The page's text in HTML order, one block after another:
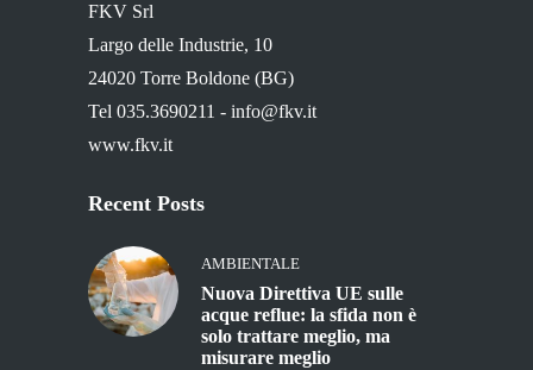
FKV Srl
Largo delle Industrie, 10
24020 Torre Boldone (BG)
Tel 035.3690211 - info@fkv.it
www.fkv.it
Recent Posts
AMBIENTALE
Nuova Direttiva UE sulle
acque reflue: la sfida non è
solo trattare meglio, ma
misurare meglio